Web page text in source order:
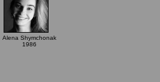
Alena Shymchonak
1986